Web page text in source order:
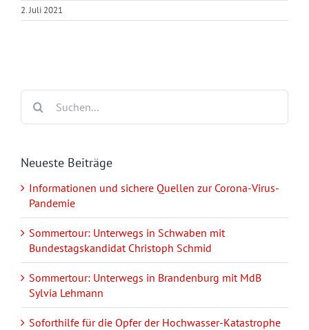
2. Juli 2021
nach:
Neueste Beiträge
Informationen und sichere Quellen zur Corona-Virus-
Pandemie
Sommertour: Unterwegs in Schwaben mit
Bundestagskandidat Christoph Schmid
Sommertour: Unterwegs in Brandenburg mit MdB
Sylvia Lehmann
Soforthilfe für die Opfer der Hochwasser-Katastrophe